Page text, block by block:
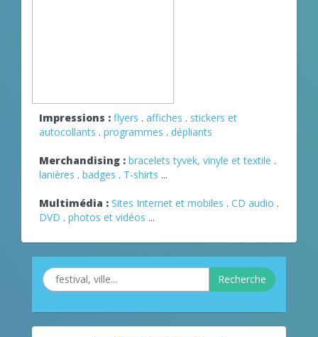
Impressions : flyers . affiches . stickers et
autocollants . programmes . dépliants
Merchandising : bracelets tyvek, vinyle et textile .
lanières . badges . T-shirts ...
Multimédia : Sites Internet et mobiles . CD audio .
DVD . photos et vidéos ...
Recherche